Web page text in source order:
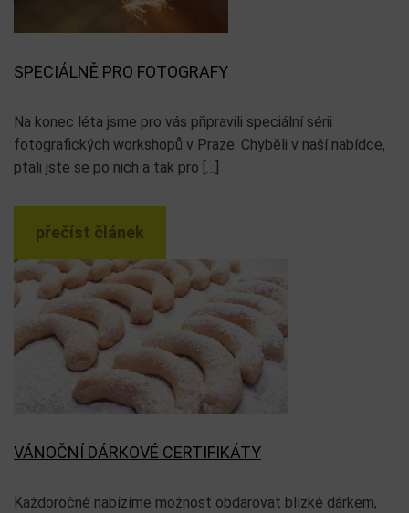
SPECIÁLNĚ PRO FOTOGRAFY
Na konec léta jsme pro vás připravili speciální sérii
fotografických workshopů v Praze. Chyběli v naší nabídce,
ptali jste se po nich a tak pro […]
přečíst článek
VÁNOČNÍ DÁRKOVÉ CERTIFIKÁTY
Každoročně nabízíme možnost obdarovat blízké dárkem,